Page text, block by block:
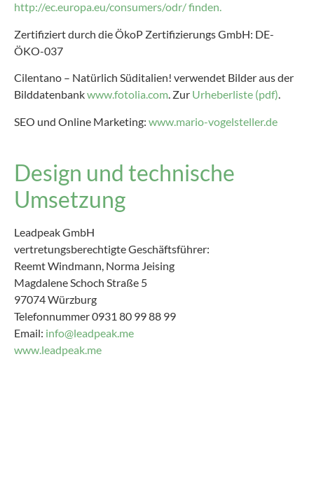
http://ec.europa.eu/consumers/odr/ finden.
Zertifiziert durch die ÖkoP Zertifizierungs GmbH: DE-
ÖKO-037
Cilentano – Natürlich Süditalien! verwendet Bilder aus der
Bilddatenbankwww.fotolia.com. Zur Urheberliste (pdf).
SEO und Online Marketing: www.mario-vogelsteller.de
Design und technische
Umsetzung
Leadpeak GmbH
vertretungsberechtigte Geschäftsführer:
Reemt Windmann, Norma Jeising
Magdalene Schoch Straße 5
97074 Würzburg
Telefonnummer 0931 80 99 88 99
Email: info@leadpeak.me
www.leadpeak.me